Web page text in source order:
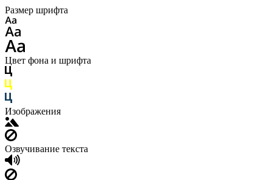
Размер шрифта
Цвет фона и шрифта
Изображения
Озвучивание текста